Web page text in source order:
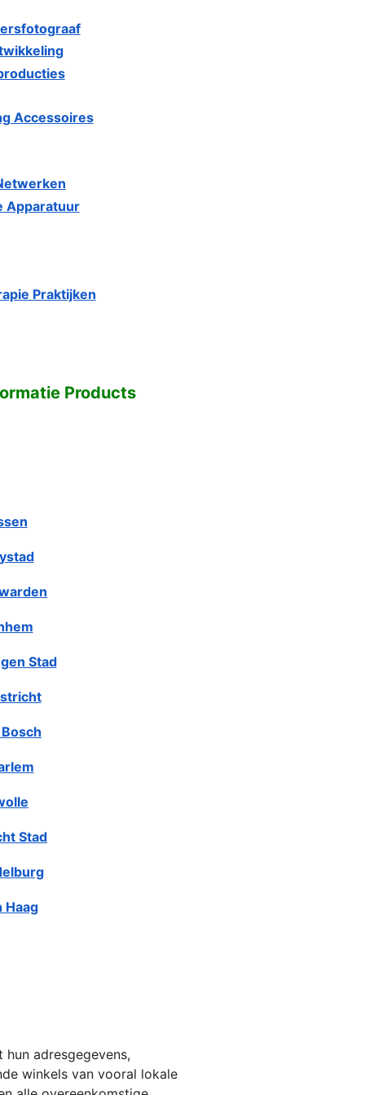
Accessoires
Apparatuur
Praktijken
Products
Stad
Stad
Haag
adresgegevens,
winkels van vooral lokale